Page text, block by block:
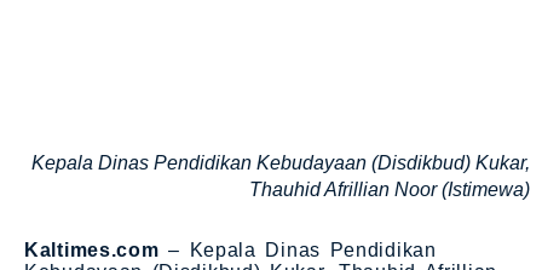
Kepala Dinas Pendidikan Kebudayaan (Disdikbud) Kukar,
Thauhid Afrillian Noor (Istimewa)
Kaltimes.com – Kepala Dinas Pendidikan